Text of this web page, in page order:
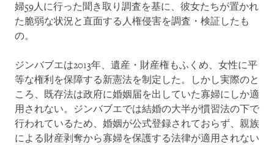
婦59人に行った聞き取り調査を基に、彼女たちが置かれ
た脆弱な状況と直面する人権侵害を調査・検証したも
の。
ジンバブエは2013年、遺産・財産権もふくめ、女性に平
等な権利を保障する新憲法を制定した。しかし実際のと
ころ、既存法は政府に婚姻届を出していた寡婦にしか適
用されない。ジンバブエでは結婚の大半が慣習法の下で
行われているため、婚姻が公式登録されておらず、親族
による財産剥奪から寡婦を保護する法律が適用されない